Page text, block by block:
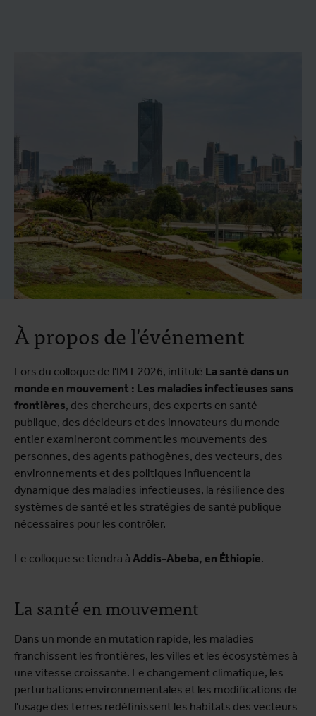
À propos de l'événement
Lors du colloque de l'IMT 2026, intitulé La santé dans un
monde en mouvement : Les maladies infectieuses sans
frontières, des chercheurs, des experts en santé
publique, des décideurs et des innovateurs du monde
entier examineront comment les mouvements des
personnes, des agents pathogènes, des vecteurs, des
environnements et des politiques influencent la
dynamique des maladies infectieuses, la résilience des
systèmes de santé et les stratégies de santé publique
nécessaires pour les contrôler.
Le colloque se tiendra à Addis-Abeba, en Éthiopie.
La santé en mouvement
Dans un monde en mutation rapide, les maladies
franchissent les frontières, les villes et les écosystèmes à
une vitesse croissante. Le changement climatique, les
perturbations environnementales et les modifications de
l'usage des terres redéfinissent les habitats des vecteurs